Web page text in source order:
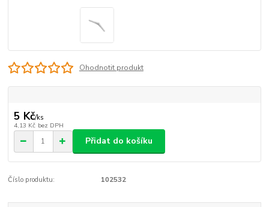
Ohodnotit produkt
5 Kč/ks
4,13 Kč bez DPH
Přidat do košíku
Číslo produktu: 102532